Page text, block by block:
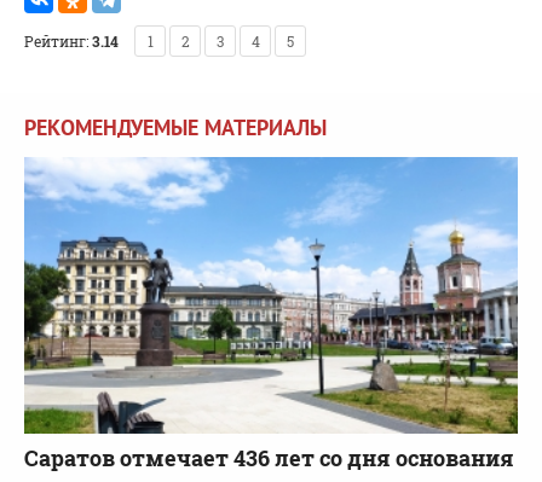
Рейтинг:3.14 1 2 3 4 5
РЕКОМЕНДУЕМЫЕ МАТЕРИАЛЫ
Саратов отмечает 436 лет со дня основания